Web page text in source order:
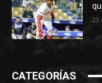
23
CATEGORÍAS